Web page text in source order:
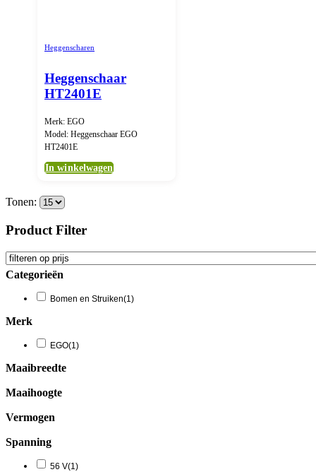
Heggenscharen
Heggenschaar
HT2401E
Merk: EGO
Model: Heggenschaar EGO
HT2401E
In winkelwagen
Tonen:
Product Filter
Categorieën
Bomen en Struiken(1)
Merk
EGO(1)
Maaibreedte
Maaihoogte
Vermogen
Spanning
56 V(1)